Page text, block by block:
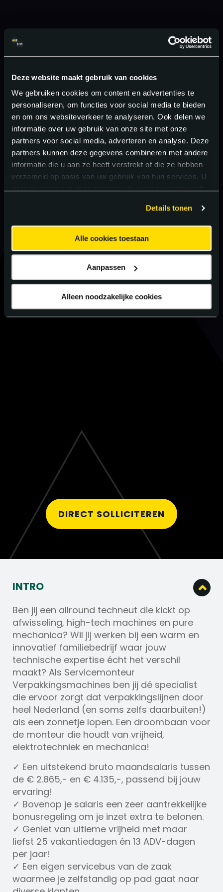
Deze website maakt gebruik van cookies
We gebruiken cookies om content en advertenties te
personaliseren, om functies voor social media te bieden
en om ons websiteverkeer te analyseren. Ook delen we
informatie over uw gebruik van onze site met onze
partners voor social media, adverteren en analyse. Deze
partners kunnen deze gegevens combineren met andere
informatie die u aan ze heeft verstrekt of die ze hebben
verzameld op basis van uw gebruik van hun services. U
Details tonen
Alle cookies toestaan
Aanpassen
Alleen noodzakelijke cookies
DIRECT SOLLICITEREN
INTRO
Ben jij een allround techneut die kickt op
afwisseling, high-tech machines en pure
mechanica? Wil jij werken bij een warm en
innovatief familiebedrijf waar jouw
technische expertise écht het verschil
maakt? Als Servicemonteur
Verpakkingsmachines ben jij dé specialist
die ervoor zorgt dat verpakkingslijnen door
heel Nederland (en soms zelfs daarbuiten!)
als een zonnetje lopen. Een droombaan voor
de monteur die houdt van vrijheid,
elektrotechniek en mechanica!
✓ Een uitstekend bruto maandsalaris tussen
de € 2.865,- en € 4.135,-, passend bij jouw
ervaring!
✓ Bovenop je salaris een zeer aantrekkelijke
bonusregeling om je inzet extra te belonen.
✓ Geniet van ultieme vrijheid met maar
liefst 25 vakantiedagen én 13 ADV-dagen
per jaar!
✓ Een eigen servicebus van de zaak
waarmee je zelfstandig op pad gaat naar